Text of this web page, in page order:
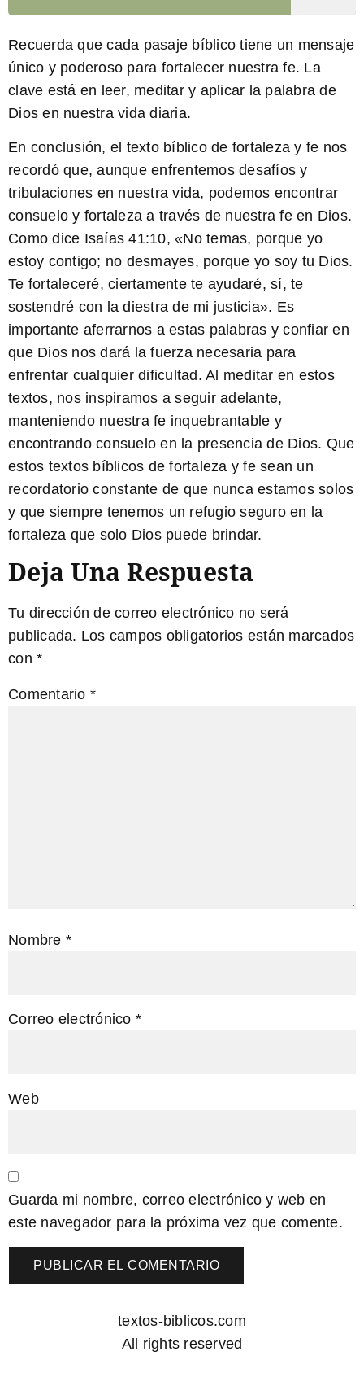
Recuerda que cada pasaje bíblico tiene un mensaje
único y poderoso para fortalecer nuestra fe. La
clave está en leer, meditar y aplicar la palabra de
Dios en nuestra vida diaria.
En conclusión, el texto bíblico de fortaleza y fe nos
recordó que, aunque enfrentemos desafíos y
tribulaciones en nuestra vida, podemos encontrar
consuelo y fortaleza a través de nuestra fe en Dios.
Como dice Isaías 41:10, «No temas, porque yo
estoy contigo; no desmayes, porque yo soy tu Dios.
Te fortaleceré, ciertamente te ayudaré, sí, te
sostendré con la diestra de mi justicia». Es
importante aferrarnos a estas palabras y confiar en
que Dios nos dará la fuerza necesaria para
enfrentar cualquier dificultad. Al meditar en estos
textos, nos inspiramos a seguir adelante,
manteniendo nuestra fe inquebrantable y
encontrando consuelo en la presencia de Dios. Que
estos textos bíblicos de fortaleza y fe sean un
recordatorio constante de que nunca estamos solos
y que siempre tenemos un refugio seguro en la
fortaleza que solo Dios puede brindar.
Deja Una Respuesta
Tu dirección de correo electrónico no será
publicada. Los campos obligatorios están marcados
con *
Comentario *
Nombre *
Correo electrónico *
Web
Guarda mi nombre, correo electrónico y web en
este navegador para la próxima vez que comente.
textos-biblicos.com
All rights reserved